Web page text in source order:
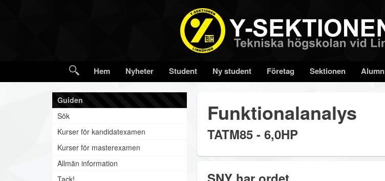
Hem Nyheter Student Ny student Företag Sektionen Alumn
Guiden
Sök
Kurser för kandidatexamen
Kurser för masterexamen
Allmän information
Tack!
Funktionalanalys
TATM85 - 6,0HP